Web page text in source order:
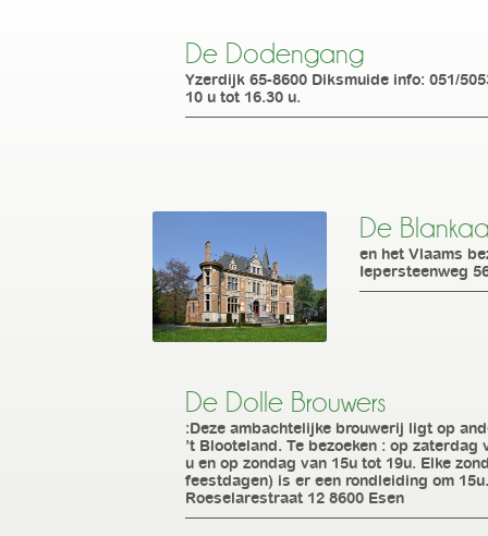
De Dodengang
Yzerdijk 65-8600 Diksmuide info: 051/
10 u tot 16.30 u.
De
en het Vlaams
Iepersteenweg
De Dolle Brouwers
:Deze ambachtelijke brouwerij ligt op
’t Blooteland. Te bezoeken : op zaterdag
u en op zondag van 15u tot 19u. Elke
feestdagen) is er een rondleiding om
Roeselarestraat 12 8600 Esen